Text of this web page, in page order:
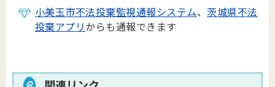
小美玉市不法投棄監視通報システム、茨城県不法
投棄アプリからも通報できます